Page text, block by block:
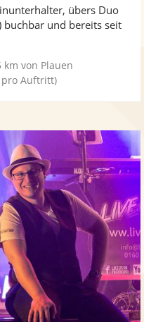
Fotos
5
übers Duo
buchbar und bereits seit
km von Plauen
pro Auftritt)